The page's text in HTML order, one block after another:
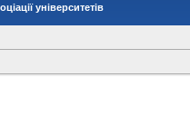
університетів